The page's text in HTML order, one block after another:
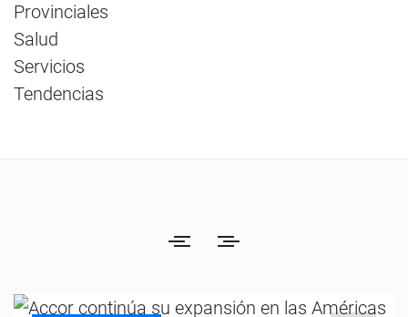
Provinciales
Salud
Servicios
Tendencias